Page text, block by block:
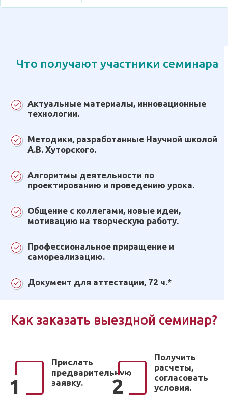
Что получают участники семинара
Актуальные материалы, инновационные
технологии.
Методики, разработанные Научной школой
А.В. Хуторского.
Алгоритмы деятельности по
проектированию и проведению урока.
Общение с коллегами, новые идеи,
мотивацию на творческую работу.
Профессиональное приращение и
самореализацию.
Документ для аттестации, 72 ч.*
Как заказать выездной семинар?
1
Прислать
предварительную
заявку.
2
Получить
расчеты,
согласовать
условия.